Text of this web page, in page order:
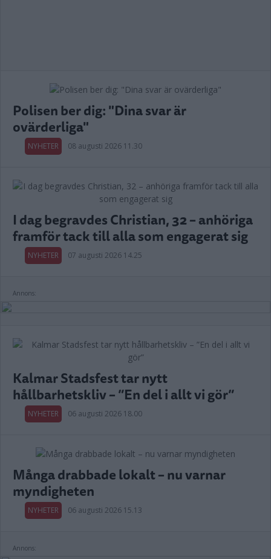
Polisen ber dig: "Dina svar är
ovärderliga"
NYHETER 08 augusti 2026 11.30
I dag begravdes Christian, 32 – anhöriga
framför tack till alla som engagerat sig
NYHETER 07 augusti 2026 14.25
Annons:
Kalmar Stadsfest tar nytt
hållbarhetskliv – ”En del i allt vi gör”
NYHETER 06 augusti 2026 18.00
Många drabbade lokalt – nu varnar
myndigheten
NYHETER 06 augusti 2026 15.13
Annons: